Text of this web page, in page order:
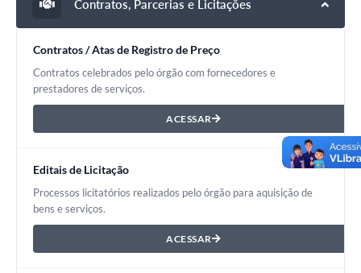
Contratos, Parcerias e Licitações
Contratos / Atas de Registro de Preço
Contratos celebrados pelo órgão com fornecedores e
prestadores de serviços.
ACESSAR
Editais de Licitação
Processos licitatórios realizados pelo órgão para aquisição de
bens e serviços.
ACESSAR